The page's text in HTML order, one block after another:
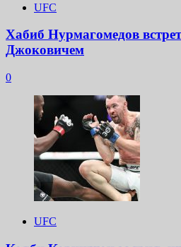
UFC
Хабиб Нурмагомедов
Джоковичем
0
UFC